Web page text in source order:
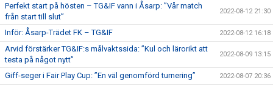
Perfekt start på hösten – TG&IF vann i Åsarp: ”Vår match
från start till slut”
2022-08-12 21:30
Inför: Åsarp-Trädet FK – TG&IF 2022-08-12 16:18
Arvid förstärker TG&IF:s målvaktssida: ”Kul och lärorikt att
testa på något nytt”
2022-08-09 13:15
Giff-seger i Fair Play Cup: ”En väl genomförd turnering” 2022-08-07 20:36